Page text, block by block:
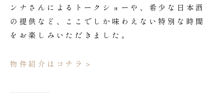
ンナさんによるトークショーや、希少な日本酒
の提供など、ここでしか味わえない特別な時間
をお楽しみいただきました。
物件紹介はコチラ＞